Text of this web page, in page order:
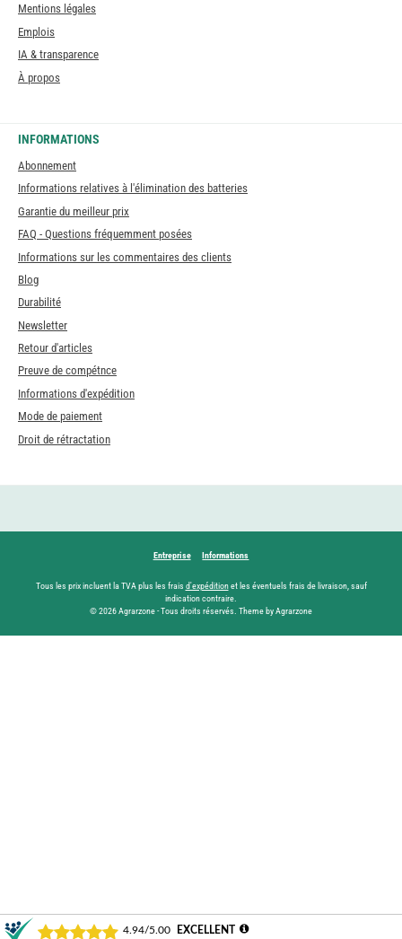
Mentions légales
Emplois
IA & transparence
À propos
INFORMATIONS
Abonnement
Informations relatives à l'élimination des batteries
Garantie du meilleur prix
FAQ - Questions fréquemment posées
Informations sur les commentaires des clients
Blog
Durabilité
Newsletter
Retour d'articles
Preuve de compétnce
Informations d'expédition
Mode de paiement
Droit de rétractation
Entreprise Informations
Tous les prix incluent la TVA plus les frais d'expéditionet les éventuels frais de livraison, sauf
indication contraire.
© 2026 Agrarzone - Tous droits réservés. Theme by Agrarzone